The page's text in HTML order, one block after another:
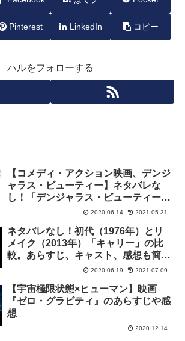
Pinterest LinkedIn コピー
ハルをフォローする
【コメディ・アクション映画、デンジ
ャラス・ビューティー】ネタバレな
し！「デンジャラス・ビューティー」
のあらすじ、キャスト、感想を簡単に
2020.06.14 2021.05.31
ネタバレなし！初代（1976年）とリ
メイク（2013年）「キャリー」の比
較。あらすじ、キャスト、感想も簡単
にご紹介！【サイコホラー映画】
2020.06.19 2021.07.09
【宇宙極限状態×ヒューマン】映画
『ゼロ・グラビティ』のあらすじや感
想
2020.12.14